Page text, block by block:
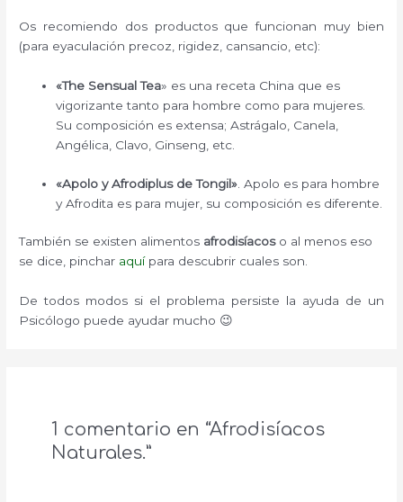
Os recomiendo dos productos que funcionan muy bien
(para eyaculación precoz, rigidez, cansancio, etc):
«The Sensual Tea» es una receta China que es
vigorizante tanto para hombre como para mujeres.
Su composición es extensa; Astrágalo, Canela,
Angélica, Clavo, Ginseng, etc.
«Apolo y Afrodiplus de Tongil» . Apolo es para hombre
y Afrodita es para mujer, su composición es diferente.
También se existen alimentos afrodisíacoso al menos eso
se dice, pinchar aquípara descubrir cuales son.
De todos modos si el problema persiste la ayuda de un
Psicólogo puede ayudar mucho 😉
1 comentario en “Afrodisíacos
Naturales.”